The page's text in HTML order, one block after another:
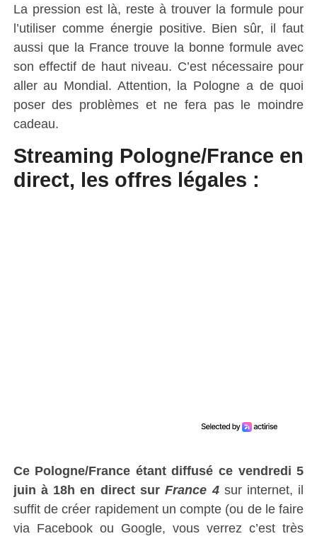
La pression est là, reste à trouver la formule pour
l’utiliser comme énergie positive. Bien sûr, il faut
aussi que la France trouve la bonne formule avec
son effectif de haut niveau. C’est nécessaire pour
aller au Mondial. Attention, la Pologne a de quoi
poser des problèmes et ne fera pas le moindre
cadeau.
Streaming Pologne/France en
direct, les offres légales :
Ce Pologne/France étant diffusé ce vendredi 5
juin à 18hen direct surFrance 4 sur internet, il
suffit de créer rapidement un compte (ou de le faire
via Facebook ou Google, vous verrez c’est très